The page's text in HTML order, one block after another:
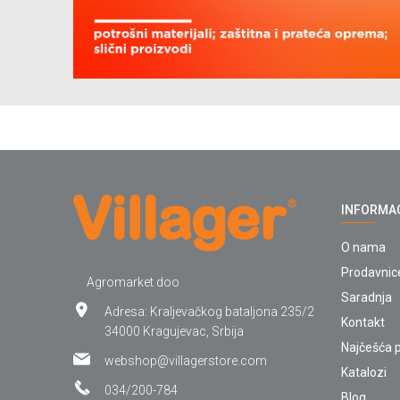
Agromarket doo
Adresa: Kraljevačkog bataljona 235/2
34000 Kragujevac, Srbija
webshop@villagerstore.com
034/200-784
O nama
Saradnja
Kontakt
Najčešća
Katalozi